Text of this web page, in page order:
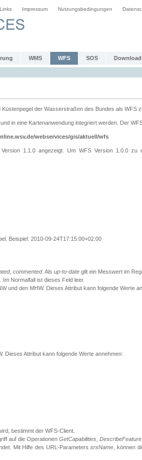
Links Impressum Nutzungsbedingungen
WMS WFS SOS
der Wasserstraßen des Bundes als WFS
in eine Kartenanwendung integriert werden. Der
webservices/gis/aktuell/wfs
1.1.0 angezeigt. Um WFS Version 1.0.0 zu
Beispiel: 2010-09-24T17:15:00+02:00
, commented. Als up-to-date gilt ein Messwert im
Normalfall ist dieses Feld leer.
und den MHW. Dieses Attribut kann folgende Werte
Dieses Attribut kann folgende Werte annehmen:
bestimmt der WFS-Client.
auf die Operationen GetCapabilities
Mit Hilfe des URL-ParameterssrsName , können